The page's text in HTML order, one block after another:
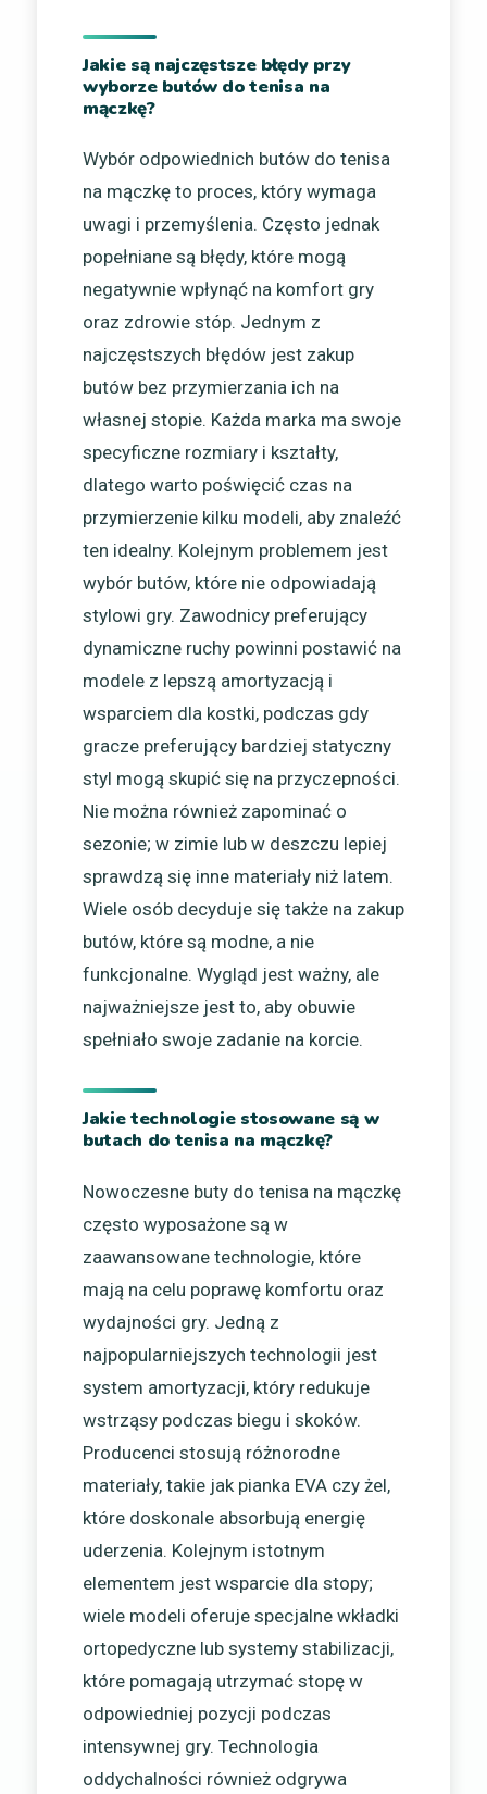
Jakie są najczęstsze błędy przy
wyborze butów do tenisa na
mączkę?
Wybór odpowiednich butów do tenisa
na mączkę to proces, który wymaga
uwagi i przemyślenia. Często jednak
popełniane są błędy, które mogą
negatywnie wpłynąć na komfort gry
oraz zdrowie stóp. Jednym z
najczęstszych błędów jest zakup
butów bez przymierzania ich na
własnej stopie. Każda marka ma swoje
specyficzne rozmiary i kształty,
dlatego warto poświęcić czas na
przymierzenie kilku modeli, aby znaleźć
ten idealny. Kolejnym problemem jest
wybór butów, które nie odpowiadają
stylowi gry. Zawodnicy preferujący
dynamiczne ruchy powinni postawić na
modele z lepszą amortyzacją i
wsparciem dla kostki, podczas gdy
gracze preferujący bardziej statyczny
styl mogą skupić się na przyczepności.
Nie można również zapominać o
sezonie; w zimie lub w deszczu lepiej
sprawdzą się inne materiały niż latem.
Wiele osób decyduje się także na zakup
butów, które są modne, a nie
funkcjonalne. Wygląd jest ważny, ale
najważniejsze jest to, aby obuwie
spełniało swoje zadanie na korcie.
Jakie technologie stosowane są w
butach do tenisa na mączkę?
Nowoczesne buty do tenisa na mączkę
często wyposażone są w
zaawansowane technologie, które
mają na celu poprawę komfortu oraz
wydajności gry. Jedną z
najpopularniejszych technologii jest
system amortyzacji, który redukuje
wstrząsy podczas biegu i skoków.
Producenci stosują różnorodne
materiały, takie jak pianka EVA czy żel,
które doskonale absorbują energię
uderzenia. Kolejnym istotnym
elementem jest wsparcie dla stopy;
wiele modeli oferuje specjalne wkładki
ortopedyczne lub systemy stabilizacji,
które pomagają utrzymać stopę w
odpowiedniej pozycji podczas
intensywnej gry. Technologia
oddychalności również odgrywa